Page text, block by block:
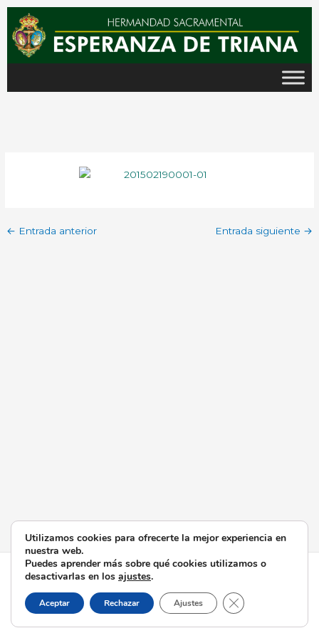
contenido
← Entrada anterior Entrada siguiente →
Todos los derechos © 2026 Esperanza de Triana | Funciona
gracias aTema Astra para WordPress
Utilizamos cookies para ofrecerte la mejor experiencia en
nuestra web.
Puedes aprender más sobre qué cookies utilizamos o
desactivarlas en los ajustes.
Aceptar Rechazar Ajustes Cerrar el banner